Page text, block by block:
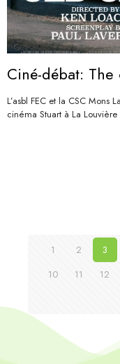
Ciné-débat:
L’asbl FEC et la CSC Mons
cinéma Stuart à La
1 2 3
10
11 12